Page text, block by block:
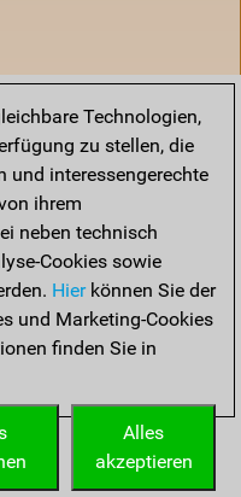
Technologien,
zu stellen, die
und interessengerechte
ihrem
neben technisch
Cookies sowie
Hierkönnen Sie der
und Marketing-Cookies
finden Sie in
Alles
akzeptieren